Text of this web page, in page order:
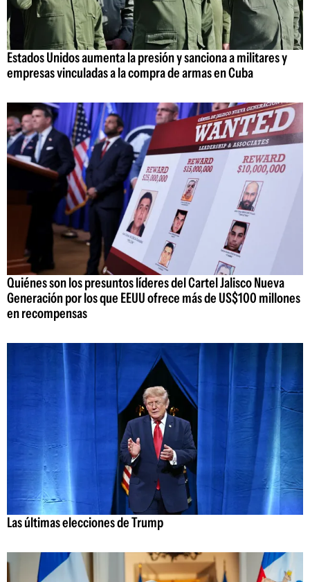
Estados Unidos aumenta la presión y sanciona a militares y
empresas vinculadas a la compra de armas en Cuba
Quiénes son los presuntos líderes del Cartel Jalisco Nueva
Generación por los que EEUU ofrece más de US$100 millones
en recompensas
Las últimas elecciones de Trump